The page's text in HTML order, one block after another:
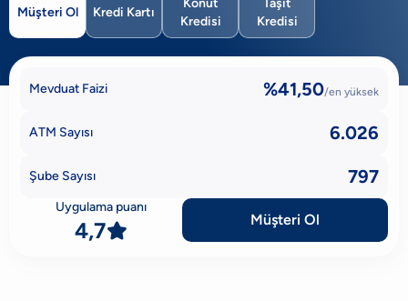
Müşteri Ol Kredi Kartı
Konut
Kredisi
Taşıt
Kredisi
Mevduat Faizi %41,50/en yüksek
ATM Sayısı 6.026
Şube Sayısı 797
Uygulama puanı
4,7 Müşteri Ol